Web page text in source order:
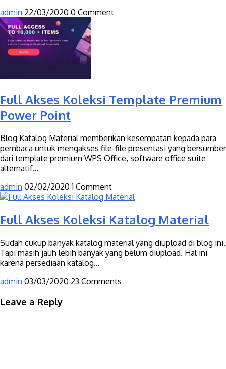
admin 22/03/2020 0 Comment
Full Akses Koleksi Template Premium
Power Point
Blog Katalog Material memberikan kesempatan kepada para
pembaca untuk mengakses file-file presentasi yang bersumber
dari template premium WPS Office, software office suite
alternatif...
admin 02/02/2020 1 Comment
Full Akses Koleksi Katalog Material
Sudah cukup banyak katalog material yang diupload di blog ini.
Tapi masih jauh lebih banyak yang belum diupload. Hal ini
karena persediaan katalog...
admin 03/03/2020 23 Comments
Leave a Reply